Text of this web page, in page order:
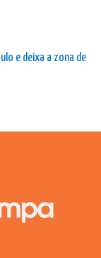
e deixa a zona de